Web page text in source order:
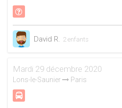
David R. 2 enfants
Mardi 29 décembre 2020
Lons-le-Saunier Paris